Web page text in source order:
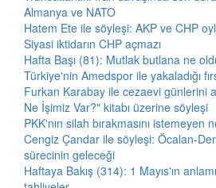
Almanya ve NATO
Hatem Ete ile söyleşi: AKP ve CHP
Siyasi iktidarın CHP açmazı
Hafta Başı (81): Mutlak butlana ne
Türkiye'nin Amedspor ile yakaladığı
Furkan Karabay ile cezaevi günlerini
Ne İşimiz Var?" kitabı üzerine söyleşi
PKK'nın silah bırakmasını istemeyen
Cengiz Çandar ile söyleşi: Öcalan-
sürecinin geleceği
Haftaya Bakış (314): 1 Mayıs'ın